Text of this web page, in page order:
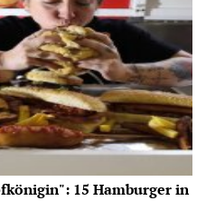
15 Hamburger in